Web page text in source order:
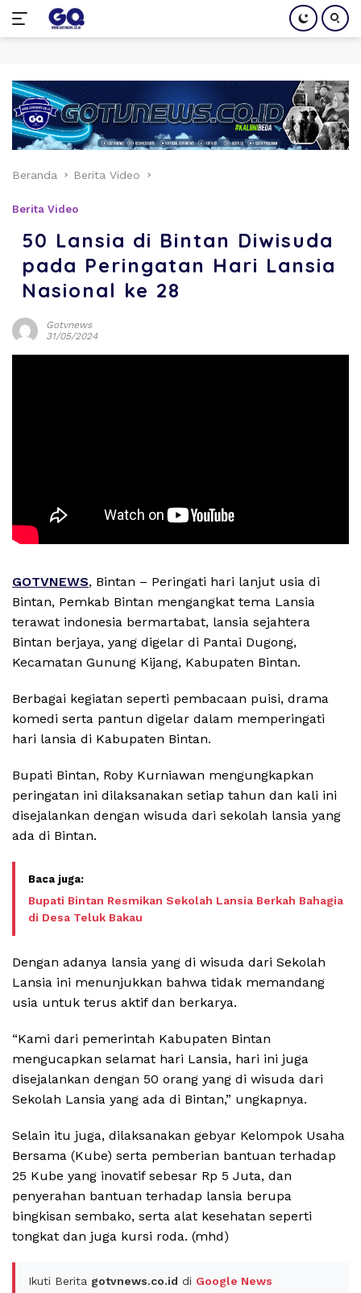
konten
Beranda Berita Video
Berita Video
50 Lansia di Bintan Diwisuda
pada Peringatan Hari Lansia
Nasional ke 28
Gotvnews
31/05/2024
GOTVNEWS, Bintan – Peringati hari lanjut usia di
Bintan, Pemkab Bintan mengangkat tema Lansia
terawat indonesia bermartabat, lansia sejahtera
Bintan berjaya, yang digelar di Pantai Dugong,
Kecamatan Gunung Kijang, Kabupaten Bintan.
Berbagai kegiatan seperti pembacaan puisi, drama
komedi serta pantun digelar dalam memperingati
hari lansia di Kabupaten Bintan.
Bupati Bintan, Roby Kurniawan mengungkapkan
peringatan ini dilaksanakan setiap tahun dan kali ini
disejalankan dengan wisuda dari sekolah lansia yang
ada di Bintan.
Bupati Bintan Resmikan Sekolah Lansia Berkah Bahagia
di Desa Teluk Bakau
Dengan adanya lansia yang di wisuda dari Sekolah
Lansia ini menunjukkan bahwa tidak memandang
usia untuk terus aktif dan berkarya.
“Kami dari pemerintah Kabupaten Bintan
mengucapkan selamat hari Lansia, hari ini juga
disejalankan dengan 50 orang yang di wisuda dari
Sekolah Lansia yang ada di Bintan,” ungkapnya.
Selain itu juga, dilaksanakan gebyar Kelompok Usaha
Bersama (Kube) serta pemberian bantuan terhadap
25 Kube yang inovatif sebesar Rp 5 Juta, dan
penyerahan bantuan terhadap lansia berupa
bingkisan sembako, serta alat kesehatan seperti
tongkat dan juga kursi roda. (mhd)
Ikuti Berita gotvnews.co.id di Google News